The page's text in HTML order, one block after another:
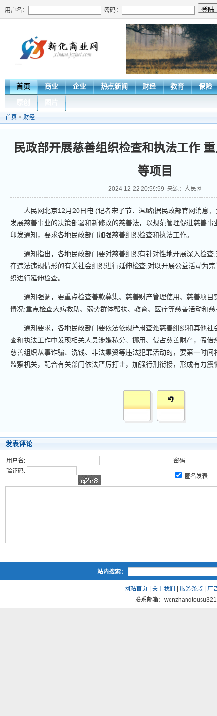
用户名： 密码：
首页 商业 企业 热点新闻 财经 教育 保险
原创 图片
首页 > 财经
民政部开展慈善组织检查和执法工作
等项目
2024-12-22 20:59:59 来源：人民网
人民网北京12月20日电 (记者宋子节、温璐)据民政部官网消息，
发展慈善事业的决策部署和新修改的慈善法，以规范管理促进慈善事
印发通知，要求各地民政部门加强慈善组织检查和执法工作。
通知指出，各地民政部门要对慈善组织有针对性地开展深入检查;
在违法违规情形的有关社会组织进行延伸检查;对以开展公益活动为
织进行延伸检查。
通知强调，要重点检查善款募集、慈善财产管理使用、慈善项目
情况;重点检查大病救助、弱势群体帮扶、教育、医疗等慈善活动和
通知要求，各地民政部门要依法依规严肃查处慈善组织和其他社
查和执法工作中发现相关人员涉嫌私分、挪用、侵占慈善财产，假借
慈善组织从事诈骗、洗钱、非法集资等违法犯罪活动的，要第一时间
监察机关，配合有关部门依法严厉打击，加强行刑衔接，形成有力震
发表评论
用户名:
密码:
验证码:
匿名发表
站内搜索：
网站首页 关于我们 服务条款
广
联系邮箱：